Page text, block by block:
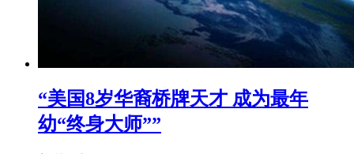
“美国8岁华裔桥牌天才 成为最年
幼“终身大师””